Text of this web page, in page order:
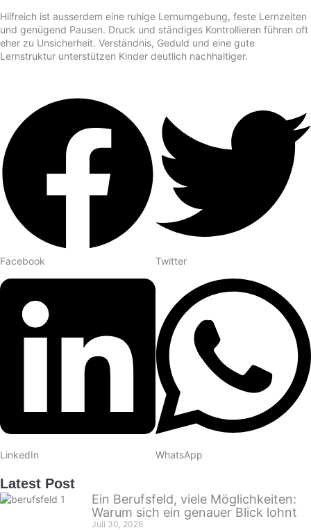
Hilfreich ist ausserdem eine ruhige Lernumgebung, feste Lernzeiten
und genügend Pausen. Druck und ständiges Kontrollieren führen oft
eher zu Unsicherheit. Verständnis, Geduld und eine gute
Lernstruktur unterstützen Kinder deutlich nachhaltiger.
Facebook Twitter
LinkedIn WhatsApp
Latest Post
Ein Berufsfeld, viele Möglichkeiten:
Warum sich ein genauer Blick lohnt
Juli 30, 2026